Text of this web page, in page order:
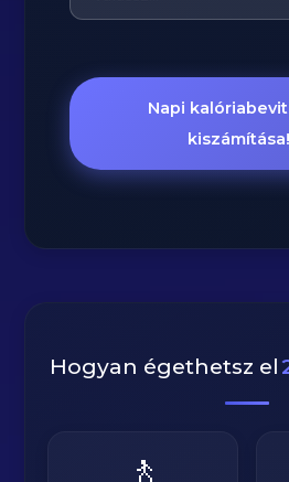
Napi
kiszámítása!
Hogyan égethetsz el
🚶